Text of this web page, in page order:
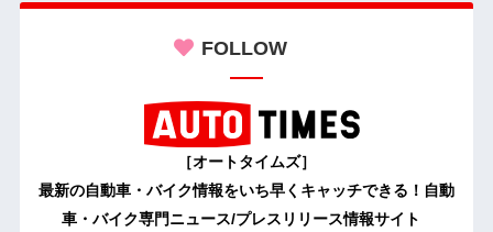
FOLLOW
［オートタイムズ］
最新の自動車・バイク情報をいち早くキャッチできる！自動
車・バイク専門ニュース/プレスリリース情報サイト